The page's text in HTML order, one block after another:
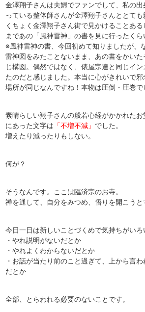
金澤翔子さんは夫婦でファンでして、私の
っている整体師さんが金澤翔子さんととて
くちょく金澤翔子さん街で見かけることあ
まであの「風神雷神」の書を見に行ったくら
※風神雷神の書、今回初めて知りましたが、
雷神図をみたことないまま、あの書をかい
じ構図。偶然ではなく、俵屋宗達と同じイ
たのだと感じました。本当に心がきれいで邪
場所が同じなんですね！本物は圧倒・圧巻で
素晴らしい翔子さんの般若心経がかかれた
にあった文字は 「不増不減」 でした。
増えたり減ったりもしない。
何が？
そうなんです。ここは臨済宗のお寺。
禅を通して、自分をみつめ、悟りを開こうと
今日一日は新しいことづくめで気持ちがいろ
・やれ説明がないだとか
・やれよくわからないだとか
・お話が当たり前のこと過ぎて、上から言
だとか
全部、とらわれる必要のないことです。